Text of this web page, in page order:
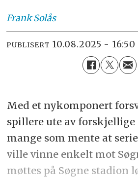
Frank Solås
PUBLISERT 10.08.2025 - 16:50
Med et nykomponert
spillere ute av forskjellige
mange som mente at
ville vinne enkelt mot
møttes på Søgne stadion